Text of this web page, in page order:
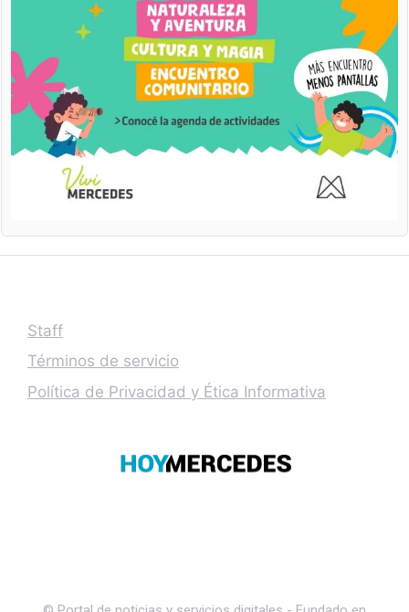
Staff
Términos de servicio
Política de Privacidad y Ética Informativa